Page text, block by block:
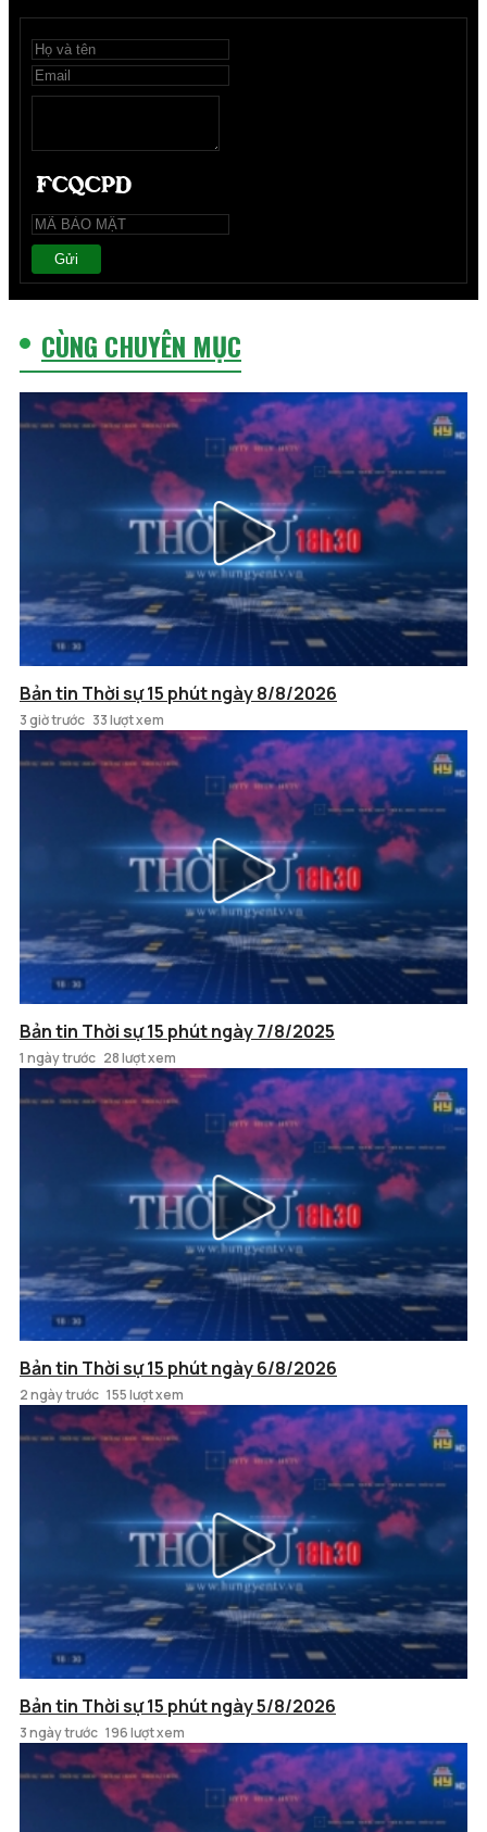
Gửi
CÙNG CHUYÊN MỤC
Bản tin Thời sự 15 phút ngày 8/8/2026
3 giờ trước 33 lượt xem
Bản tin Thời sự 15 phút ngày 7/8/2025
1 ngày trước 28 lượt xem
Bản tin Thời sự 15 phút ngày 6/8/2026
2 ngày trước 155 lượt xem
Bản tin Thời sự 15 phút ngày 5/8/2026
3 ngày trước 196 lượt xem